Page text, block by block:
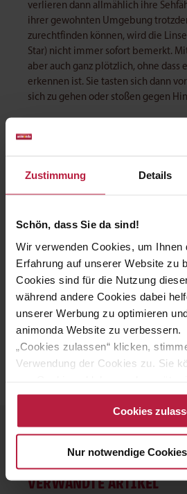
Zustimmung Details
Schön, dass Sie da sind!
Wir verwenden Cookies, um Ihnen
Erfahrung auf unserer Website zu
Cookies sind für die Nutzung
während andere Cookies dabei
unserer Werbung zu optimieren
animonda Website zu verbessern.
„Cookies zulassen“ klicken,
Verwendung der Cookies zu. Sie
Datenschutzseiteändern/
Cookiebot-Logo am linken unteren
Klick auf „Cookies zulassen“
auch in die Weitergabe über Ihr
10, 48624 Schöppingen,
Cookies
Nur notwendige
verlieren dann allmählich ihre
ihrer gewohnten Umgebung
zurechtfinden können, wird die
Star) nicht immer sofort bemerkt.
aber auch ganz plötzlich, ohne dass
erkennen ist. Sie tasten sich dann
sich zu gehen oder stoßen gegen
Eine Verletzung des Auges
so rasch wie möglich
Tiefergehende Risse in den Lidern
Austrocknung schützen können.
verletzte Auge mit einem feuchten
einen leichten Kopfverband an und
umgehend zu einem Tierarzt, am
VERWANDTE ARTIKEL